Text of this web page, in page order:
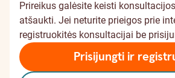
Prireikus galėsite keisti
atšaukti. Jei neturite prieigos prie
registruokitės konsultacijai be
Prisijungti ir